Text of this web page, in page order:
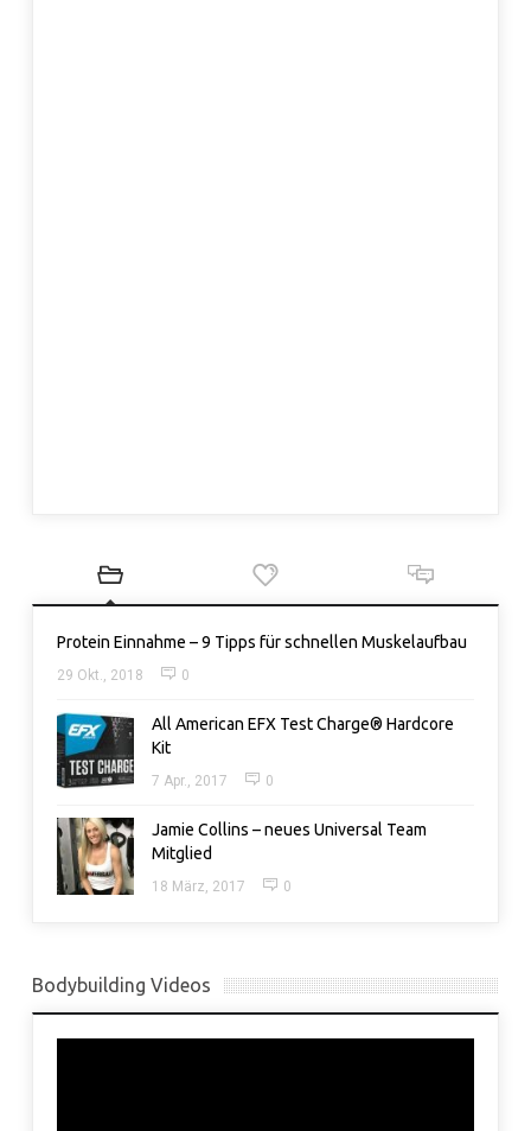
Protein Einnahme – 9 Tipps für schnellen Muskelaufbau
29 Okt., 2018 0
All American EFX Test Charge® Hardcore
Kit
7 Apr., 2017 0
Jamie Collins – neues Universal Team
Mitglied
18 März, 2017 0
Bodybuilding Videos